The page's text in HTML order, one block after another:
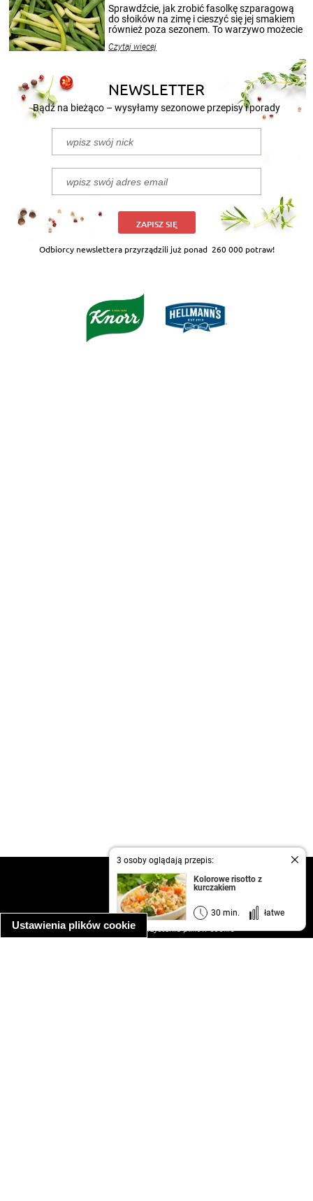
Ustawienia plików cookie
3 osoby oglądają przepis:
Kolorowe risotto z
kurczakiem
30 min. łatwe
patenty, które pozwolą zachować świeżość
przetworów.
Sprawdźcie, jak zrobić fasolkę szparagową
do słoików na zimę i cieszyć się jej smakiem
również poza sezonem. To warzywo możecie
nasze propozycje!
Czytaj więcej
NEWSLETTER
Bądź na bieżąco – wysyłamy sezonowe przepisy i porady
ZAPISZ SIĘ
Odbiorcy newslettera przyrządzili już ponad 260 000 potraw!
kontakt
regulamin
informacja o prywatności
informacja o wykorzystaniu plików cookie